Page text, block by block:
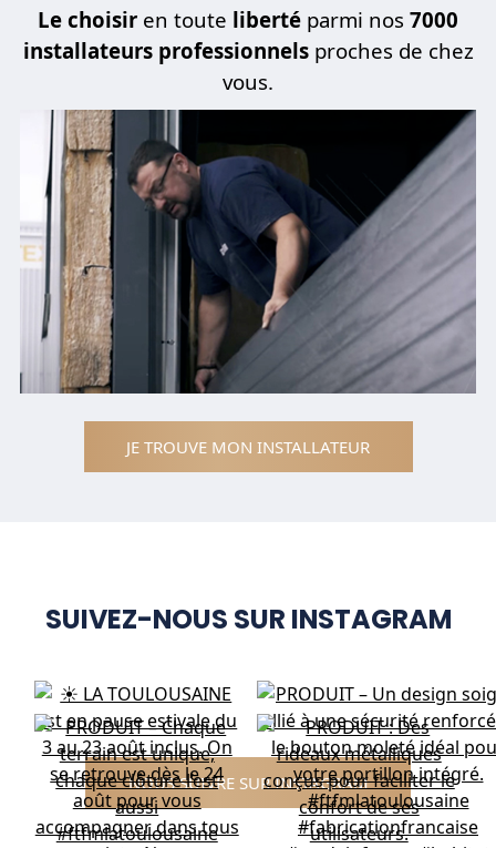
Le choisir en toute liberté parmi nos 7000
installateurs professionnelsproches de chez
vous.
JE TROUVE MON INSTALLATEUR
SUIVEZ-NOUS SUR INSTAGRAM
NOUS SUIVRE SUR INSTAGRAM